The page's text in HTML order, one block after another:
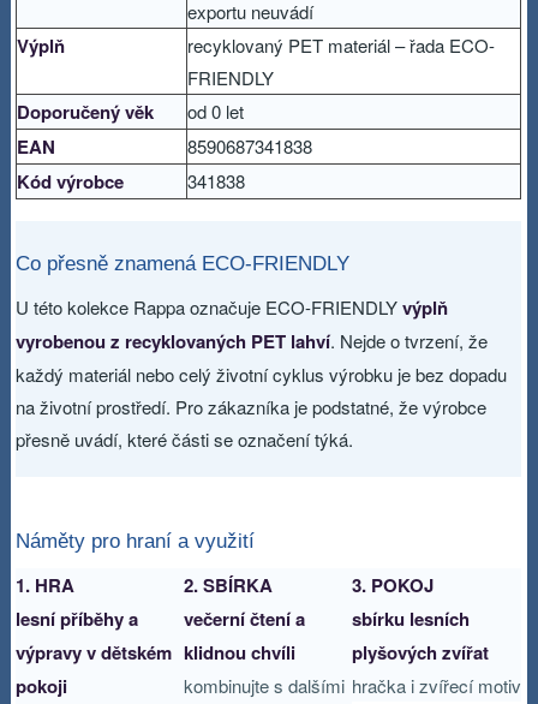
exportu neuvádí
Výplň
recyklovaný PET materiál – řada ECO-
FRIENDLY
Doporučený věk od 0 let
EAN 8590687341838
Kód výrobce 341838
Co přesně znamená ECO-FRIENDLY
U této kolekce Rappa označuje ECO-FRIENDLYvýplň
vyrobenou z recyklovaných PET lahví. Nejde o tvrzení, že
každý materiál nebo celý životní cyklus výrobku je bez dopadu
na životní prostředí. Pro zákazníka je podstatné, že výrobce
přesně uvádí, které části se označení týká.
Náměty pro hraní a využití
1. HRA
lesní příběhy a
výpravy v dětském
pokoji
2. SBÍRKA
večerní čtení a
klidnou chvíli
kombinujte s dalšími
3. POKOJ
sbírku lesních
plyšových zvířat
hračka i zvířecí motiv